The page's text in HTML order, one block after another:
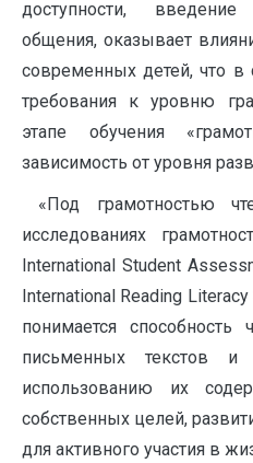
доступности,
общения, оказывает
современных детей, что
требования к уровню
этапе обучения
зависимость от уровня
«Под грамотностью
исследованиях
International Student
International Reading
понимается
письменных текстов
использованию их
собственных целей,
для активного участия в